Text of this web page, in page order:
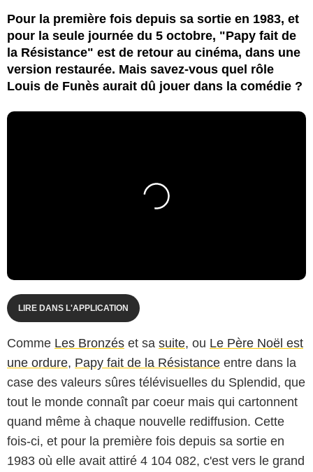
Pour la première fois depuis sa sortie en 1983, et
pour la seule journée du 5 octobre, "Papy fait de
la Résistance" est de retour au cinéma, dans une
version restaurée. Mais savez-vous quel rôle
Louis de Funès aurait dû jouer dans la comédie ?
LIRE DANS L'APPLICATION
Comme Les Bronzés et sa suite, ou Le Père Noël est
une ordure, Papy fait de la Résistance entre dans la
case des valeurs sûres télévisuelles du Splendid, que
tout le monde connaît par coeur mais qui cartonnent
quand même à chaque nouvelle rediffusion. Cette
fois-ci, et pour la première fois depuis sa sortie en
1983 où elle avait attiré 4 104 082, c'est vers le grand